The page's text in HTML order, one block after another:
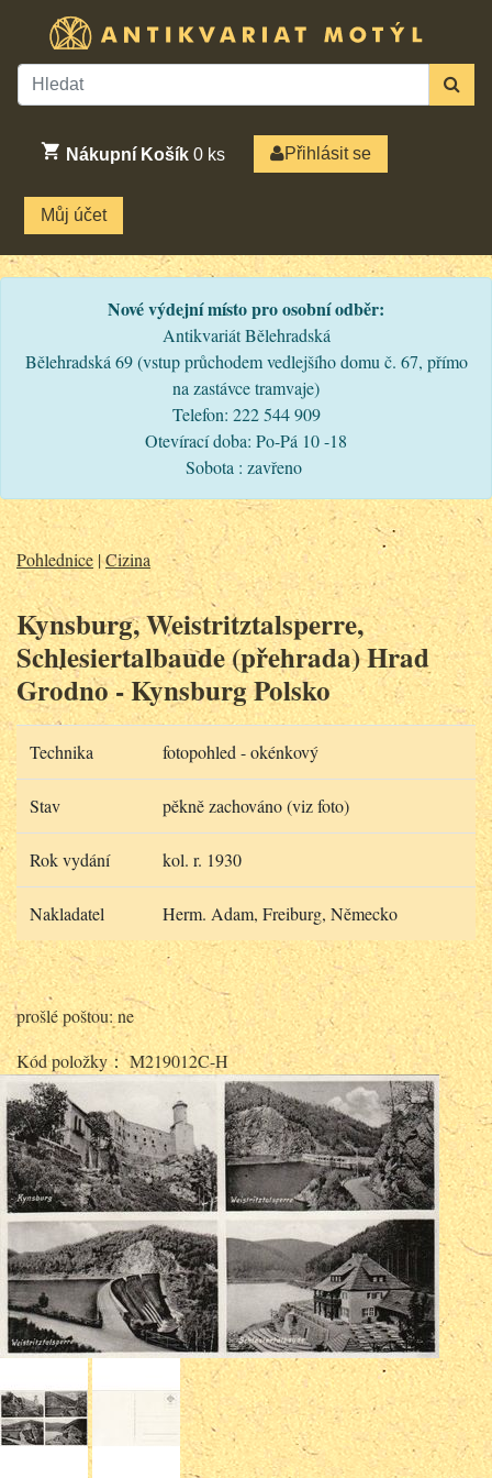
Nákupní Košík 0 ks Přihlásit se
Můj účet
Nové výdejní místo pro osobní odběr:
Antikvariát Bělehradská
Bělehradská 69 (vstup průchodem vedlejšího domu č. 67, přímo
na zastávce tramvaje)
Telefon: 222 544 909
Otevírací doba: Po-Pá 10 -18
Sobota : zavřeno
Pohlednice |Cizina
Kynsburg, Weistritztalsperre,
Schlesiertalbaude (přehrada) Hrad
Grodno - Kynsburg Polsko
Technika fotopohled - okénkový
Stav pěkně zachováno (viz foto)
Rok vydání kol. r. 1930
Nakladatel Herm. Adam, Freiburg, Německo
prošlé poštou: ne
Kód položky： M219012C-H